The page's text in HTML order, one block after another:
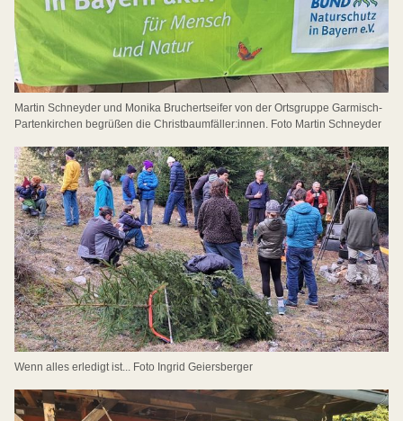
Martin Schneyder und Monika Bruchertseifer von der Ortsgruppe Garmisch-
Partenkirchen begrüßen die Christbaumfäller:innen. Foto Martin Schneyder
Wenn alles erledigt ist... Foto Ingrid Geiersberger